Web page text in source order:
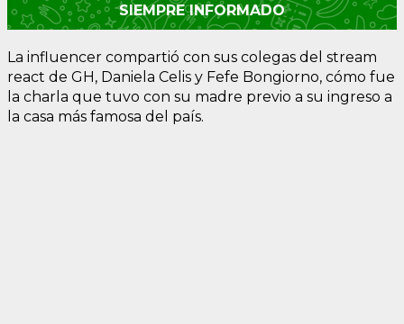
SIEMPRE INFORMADO
La influencer compartió con sus colegas del stream
react de GH, Daniela Celis y Fefe Bongiorno, cómo fue
la charla que tuvo con su madre previo a su ingreso a
la casa más famosa del país.